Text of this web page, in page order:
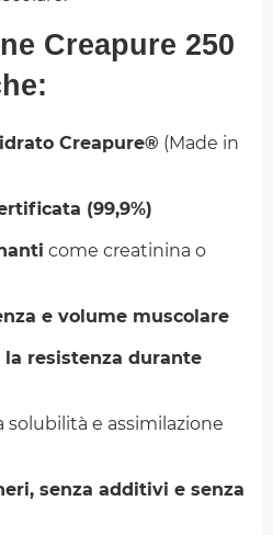
Creapure 250
Creapure® (Made in
(99,9%)
come creatinina o
e volume muscolare
la resistenza durante
solubilità e assimilazione
senza additivi e senza